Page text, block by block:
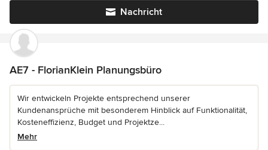
Nachricht
AE7 - FlorianKlein Planungsbüro
Wir entwickeln Projekte entsprechend unserer
Kundenansprüche mit besonderem Hinblick auf Funktionalität,
Kosteneffizienz, Budget und Projektze...
Mehr